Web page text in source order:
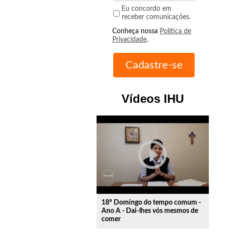
Eu concordo em
receber comunicações.
Conheça nossa Política de
Privacidade.
Vídeos IHU
play_circle_outline
18º Domingo do tempo comum -
Ano A - Dai-lhes vós mesmos de
comer